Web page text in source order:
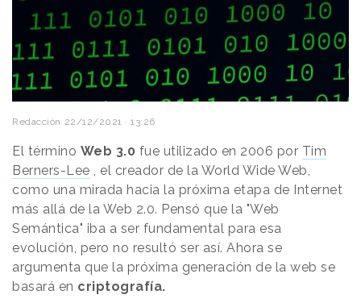
Redacción 22/12/2021 · 13:26
El término Web 3.0 fue utilizado en 2006 por Tim
Berners-Lee , el creador de la World Wide Web,
como una mirada hacia la próxima etapa de Internet
más allá de la Web 2.0. Pensó que la "Web
Semántica" iba a ser fundamental para esa
evolución, pero no resultó ser así. Ahora se
argumenta que la próxima generación de la web se
basará en criptografía.